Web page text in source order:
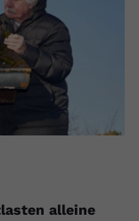
alleine